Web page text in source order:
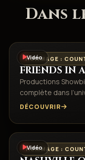
Dans
Vidéo
HOMMAGE :
FRIENDS IN
Productions
complète dans
DÉCOUVRIR
Vidéo
HOMMAGE :